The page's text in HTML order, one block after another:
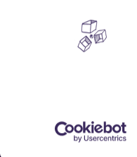
Home
Vrijwilligers